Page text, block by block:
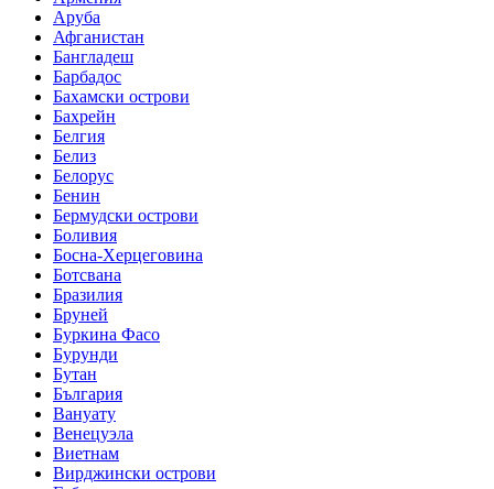
Аруба
Афганистан
Бангладеш
Барбадос
Бахамски острови
Бахрейн
Белгия
Белиз
Белорус
Бенин
Бермудски острови
Боливия
Босна-Херцеговина
Ботсвана
Бразилия
Бруней
Буркина Фасо
Бурунди
Бутан
България
Вануату
Венецуэла
Виетнам
Вирджински острови